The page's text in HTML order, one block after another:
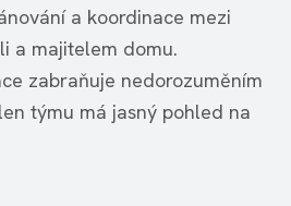
a koordinace mezi
a majitelem domu.
zabraňuje nedorozuměním
týmu má jasný pohled na